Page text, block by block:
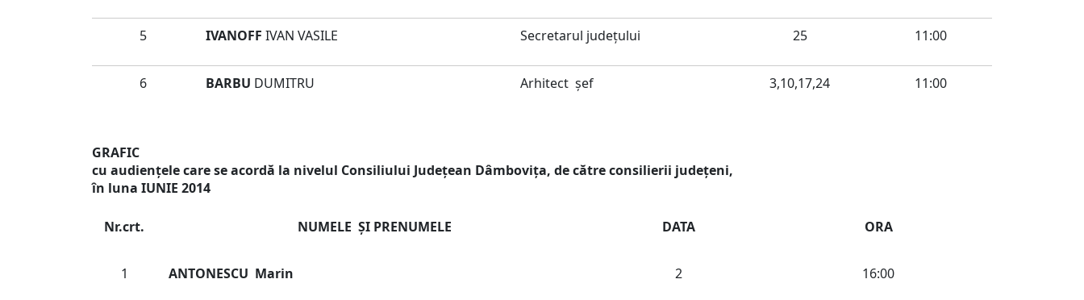
5 IVANOFF IVAN VASILE Secretarul judeţului 25 11:00
6 BARBU DUMITRU Arhitect şef 3,10,17,24 11:00
GRAFIC
cu audienţele care se acordă la nivelul Consiliului Judeţean Dâmboviţa, de către consilierii județeni,
în luna IUNIE 2014
Nr.crt. NUMELE ŞI PRENUMELE DATA ORA
1 ANTONESCU Marin 2 16:00